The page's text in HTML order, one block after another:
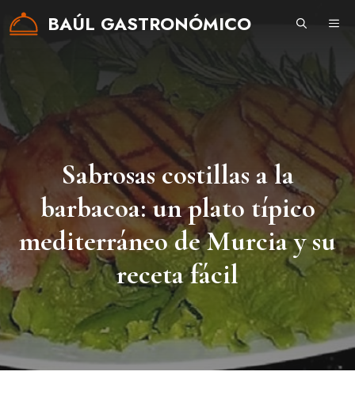
Saltar
BAÚL GASTRONÓMICO
Sabrosas costillas a la
barbacoa: un plato típico
mediterráneo de Murcia y su
receta fácil